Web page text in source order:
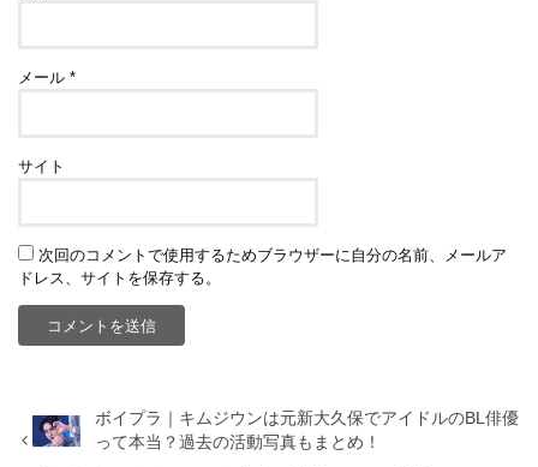
メール*
サイト
次回のコメントで使用するためブラウザーに自分の名前、メールア
ドレス、サイトを保存する。
ボイプラ｜キムジウンは元新大久保でアイドルのBL俳優
って本当？過去の活動写真もまとめ！